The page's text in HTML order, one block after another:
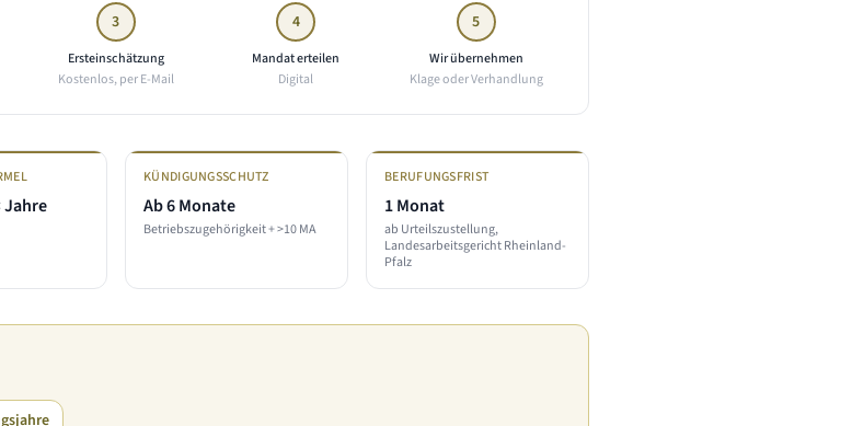
3
Ersteinschätzung
Kostenlos, per E-Mail
4
Mandat erteilen
Digital
5
Wir übernehmen
Klage oder Verhandlung
Jahre
KÜNDIGUNGSSCHUTZ
Ab 6 Monate
Betriebszugehörigkeit + >10 MA
BERUFUNGSFRIST
1 Monat
ab Urteilszustellung,
Landesarbeitsgericht Rheinland-
Pfalz